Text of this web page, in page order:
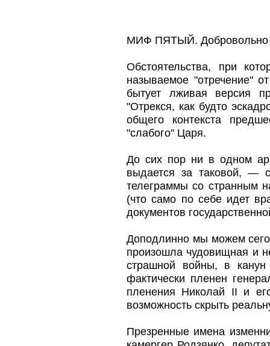
МИФ ПЯТЫЙ. Добровольно
Обстоятельства, при
называемое "отречение"
бытует лживая версия
"Отрекся, как будто
общего контекста
"слабого" Царя.
До сих пор ни в одном
выдается за таковой, —
телеграммы со странным
(что само по себе идет
документов
Доподлинно мы можем
произошла чудовищная и
страшной войны, в канун
фактически пленен
пленения Николай II и
возможность скрыть
Презренные имена